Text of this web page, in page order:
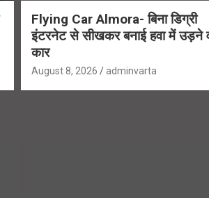
Flying Car Almora- बिना डिग्री
इंटरनेट से सीखकर बनाई हवा में उड़ने
कार
August 8, 2026 adminvarta